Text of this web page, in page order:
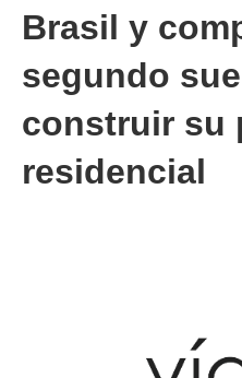
Brasil y
segundo
construir su
residencial